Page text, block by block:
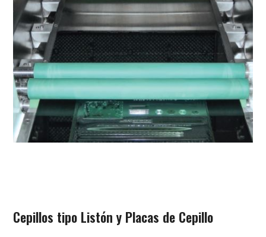
Cepillos tipo Listón y Placas de Cepillo